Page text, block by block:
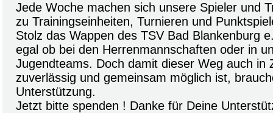
Jede Woche machen sich unsere Spieler und
zu Trainingseinheiten, Turnieren und
Stolz das Wappen des TSV Bad Blankenburg
egal ob bei den Herrenmannschaften oder in
Jugendteams. Doch damit dieser Weg auch in
zuverlässig und gemeinsam möglich ist,
Unterstützung.
Jetzt bitte spenden ! Danke für Deine